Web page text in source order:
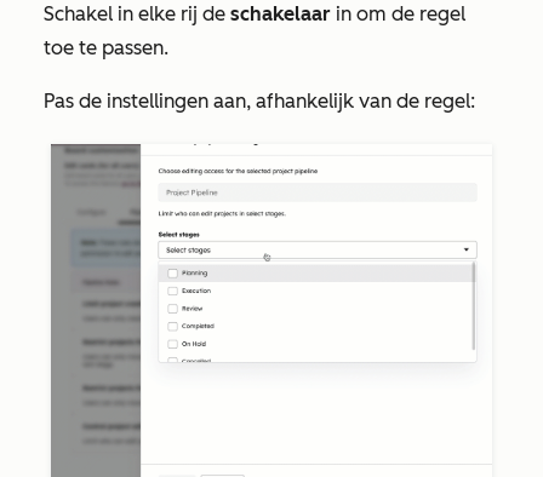
Schakel in elke rij de schakelaar in om de regel
toe te passen.
Pas de instellingen aan, afhankelijk van de regel: